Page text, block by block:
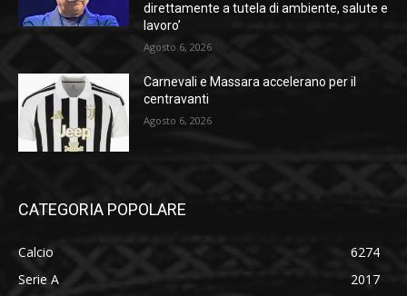
direttamente a tutela di ambiente, salute e
lavoro’
Agosto 6, 2026
Carnevali e Massara accelerano per il
centravanti
Agosto 6, 2026
CATEGORIA POPOLARE
Calcio
6274
Serie A
2017